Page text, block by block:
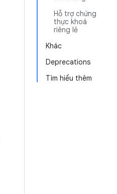
Hỗ trợ chứng
thực khoá
riêng lẻ
Khác
Deprecations
Tìm hiểu thêm